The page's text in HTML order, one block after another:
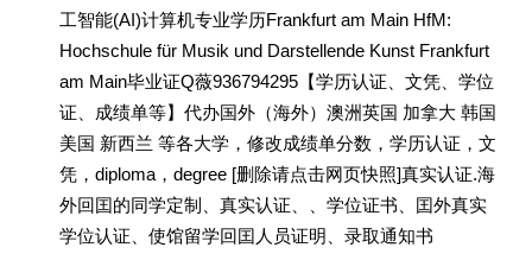
工智能(AI)计算机专业学历Frankfurt am Main HfM:
Hochschule für Musik und Darstellende Kunst Frankfurt
am Main毕业证Q薇936794295【学历认证、文凭、学位
证、成绩单等】代办国外（海外）澳洲英国 加拿大 韩国
美国 新西兰 等各大学，修改成绩单分数，学历认证，文
凭，diploma，degree [删除请点击网页快照]真实认证.海
外回囯的同学定制、真实认证、、学位证书、囯外真实
学位认证、使馆留学回囯人员证明、录取通知书